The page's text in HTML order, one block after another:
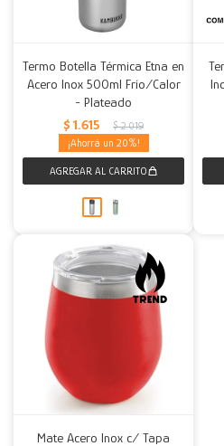
Termo Botella Térmica Etna en
Acero Inox 500ml Frío/Calor
- Plateado
$ 1.615 $ 2.019
20
Mate Acero Inox c/ Tapa